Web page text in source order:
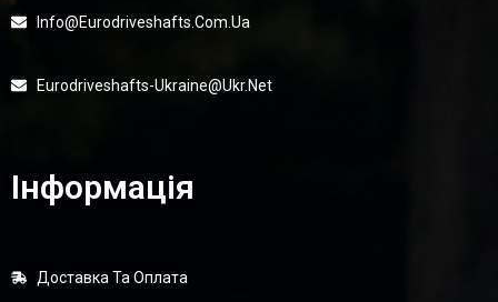
Info@eurodriveshafts.com.ua
Eurodriveshafts-Ukraine@ukr.net
Інформація
Доставка Та Оплата